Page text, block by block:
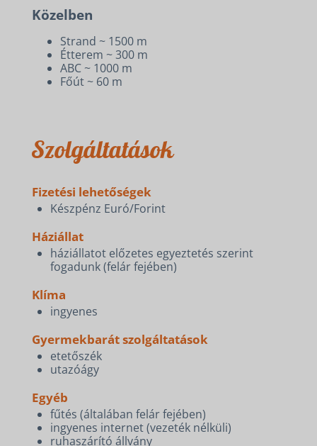
Közelben
Strand ~ 1500 m
Étterem ~ 300 m
ABC ~ 1000 m
Főút ~ 60 m
Szolgáltatások
Fizetési lehetőségek
Készpénz Euró/Forint
Háziállat
háziállatot előzetes egyeztetés szerint
fogadunk (felár fejében)
Klíma
ingyenes
Gyermekbarát szolgáltatások
etetőszék
utazóágy
Egyéb
fűtés (általában felár fejében)
ingyenes internet (vezeték nélküli)
ruhaszárító állvány